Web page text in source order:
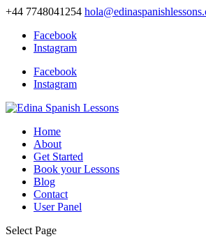
+44 7748041254
Facebook
Instagram
Facebook
Instagram
Home
About
Get Started
Book your Lessons
Blog
Contact
User Panel
Select Page